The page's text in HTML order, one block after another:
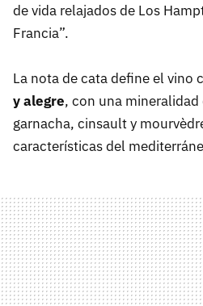
de vida relajados de Los
Francia”.
La nota de cata define el vino
y alegre, con una
garnacha, cinsault y
características del